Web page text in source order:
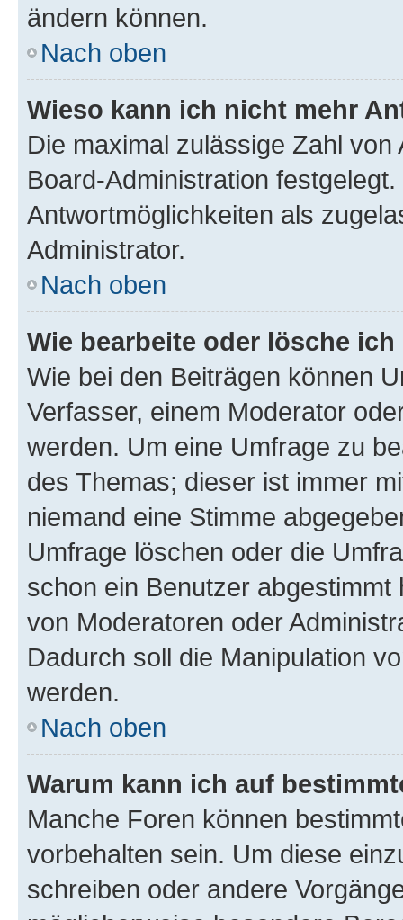
ändern können.
Nach oben
Wieso kann ich nicht mehr
Die maximal zulässige Zahl
Board-Administration
Antwortmöglichkeiten als
Administrator.
Nach oben
Wie bearbeite oder lösche
Wie bei den Beiträgen können
Verfasser, einem Moderator
werden. Um eine Umfrage zu
des Themas; dieser ist immer
niemand eine Stimme
Umfrage löschen oder die
schon ein Benutzer
von Moderatoren oder
Dadurch soll die Manipulation
werden.
Nach oben
Warum kann ich auf
Manche Foren können
vorbehalten sein. Um diese
schreiben oder andere